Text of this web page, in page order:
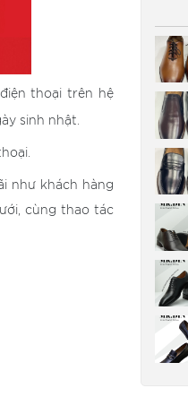
thoại trên hệ
sinh nhật.
như khách hàng
cùng thao tác